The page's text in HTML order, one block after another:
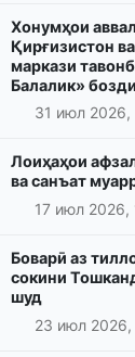
Хонумҳои
Қирғизистон
маркази
Балалик»
31 июл 2026,
Лоиҳаҳои
ва санъат
17 июл 2026,
Боварӣ аз
сокини
шуд
23 июл 2026,